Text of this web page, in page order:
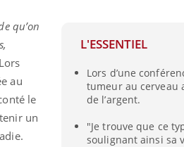
L'ESSENTIEL
Lors d’une
tumeur au cerveau
de l’argent.
"Je trouve que ce
soulignant ainsi sa
qu’on
Lors
au
le
un